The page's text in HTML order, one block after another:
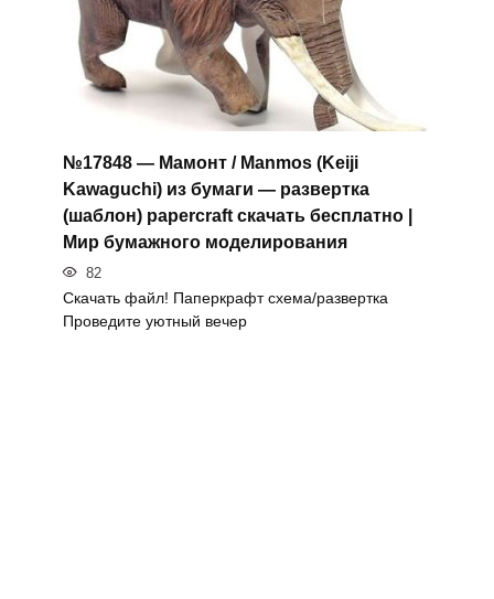
№17848 — Мамонт / Manmos (Keiji
Kawaguchi) из бумаги — развертка
(шаблон) papercraft скачать бесплатно |
Мир бумажного моделирования
82
Скачать файл! Паперкрафт схема/развертка
Проведите уютный вечер